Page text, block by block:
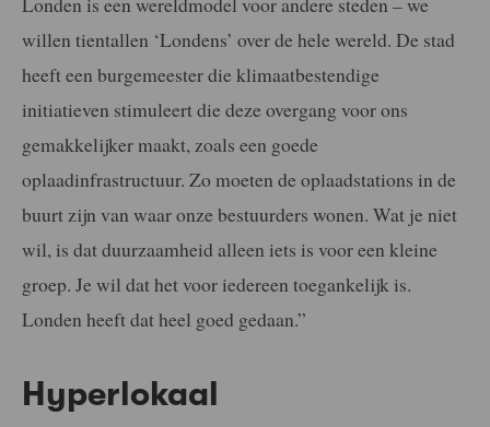
willen tientallen ‘Londens’ over de hele wereld. De stad
heeft een burgemeester die klimaatbestendige
initiatieven stimuleert die deze overgang voor ons
gemakkelijker maakt, zoals een goede
oplaadinfrastructuur. Zo moeten de oplaadstations in de
buurt zijn van waar onze bestuurders wonen. Wat je niet
wil, is dat duurzaamheid alleen iets is voor een kleine
groep. Je wil dat het voor iedereen toegankelijk is.
Londen heeft dat heel goed gedaan.”
Hyperlokaal